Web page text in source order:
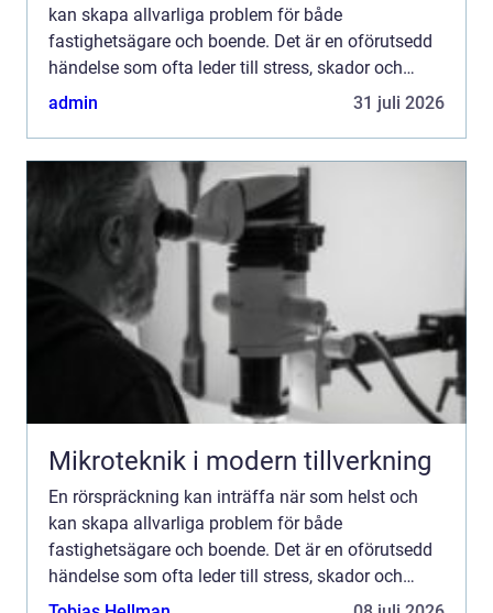
kan skapa allvarliga problem för både
fastighetsägare och boende. Det är en oförutsedd
händelse som ofta leder till stress, skador och
potentiellt h&ou...
admin 31 juli 2026
Mikroteknik i modern tillverkning
En rörspräckning kan inträffa när som helst och
kan skapa allvarliga problem för både
fastighetsägare och boende. Det är en oförutsedd
händelse som ofta leder till stress, skador och
potentiellt h&ou...